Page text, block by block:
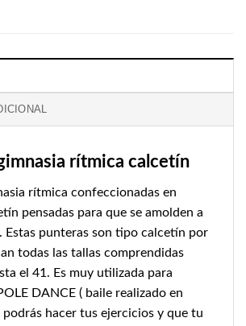
rítmica calcetín
rítmica confeccionadas en
pensadas para que se amolden a
Estas punteras son tipo calcetín por
todas las tallas comprendidas
el 41. Es muy utilizada para
DANCE ( baile realizado en
podrás hacer tus ejercicios y que tu